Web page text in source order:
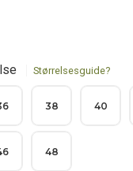
Størrelsesguide?
38 40
48